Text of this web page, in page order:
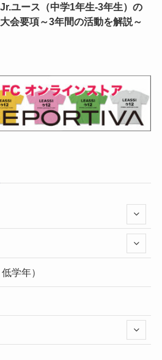
Jr.ユース（中学1年生-3年生）の
大会要項～3年間の活動を解説～
学年）